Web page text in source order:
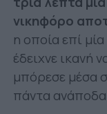
νικηφόρο
η οποία επί
έδειχνε ικανή
μπόρεσε μέσα
πάντα